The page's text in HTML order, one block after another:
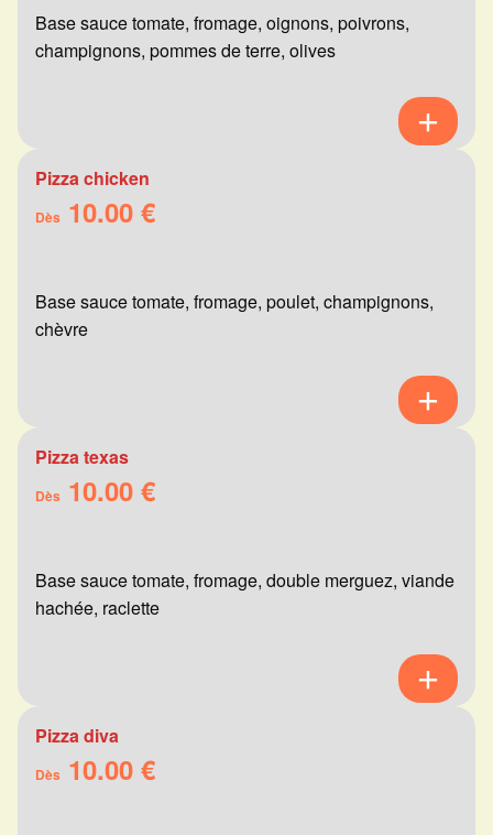
Base sauce tomate, fromage, oignons, poivrons,
champignons, pommes de terre, olives
Pizza chicken
Dès 10.00 €
Base sauce tomate, fromage, poulet, champignons,
chèvre
Pizza texas
Dès 10.00 €
Base sauce tomate, fromage, double merguez, viande
hachée, raclette
Pizza diva
Dès 10.00 €